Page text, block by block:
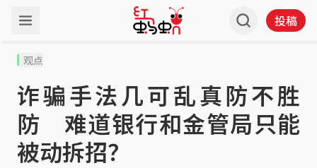
投稿
观点
诈骗手法几可乱真防不胜
防 难道银行和金管局只能
被动拆招？